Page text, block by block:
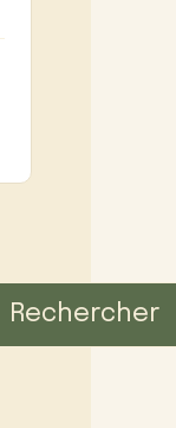
Rechercher